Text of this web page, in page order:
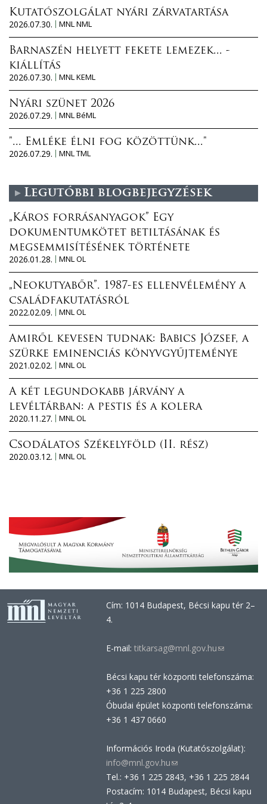
Kutatószolgálat nyári zárvatartása
2026.07.30.
MNL NML
Barnaszén helyett fekete lemezek... -
kiállítás
2026.07.30.
MNL KEML
Nyári szünet 2026
2026.07.29.
MNL BéML
"... Emléke élni fog közöttünk..."
2026.07.29.
MNL TML
Legutóbbi blogbejegyzések
„Káros forrásanyagok” Egy
dokumentumkötet betiltásának és
megsemmisítésének története
2026.01.28.
MNL OL
„Neokutyabőr”. 1987-es ellenvélemény a
családfakutatásról
2022.02.09.
MNL OL
Amiről kevesen tudnak: Babics József, a
szürke eminenciás könyvgyűjteménye
2021.02.02.
MNL OL
A két legundokabb járvány a
levéltárban: a pestis és a kolera
2020.11.27.
MNL OL
Csodálatos Székelyföld (II. rész)
2020.03.12.
MNL OL
Cím: 1014 Budapest, Bécsi kapu tér 2–
4.
E-mail: titkarsag@mnl.gov.hu(link
e-
Bécsi kapu tér központi telefonszáma:
+36 1 225 2800
Óbudai épület központi telefonszáma:
+36 1 437 0660
Információs Iroda (Kutatószolgálat):
info@mnl.gov.hu(link
sends
e-
Tel.: +36 1 225 2843, +36 1 225 2844
Postacím: 1014 Budapest, Bécsi kapu